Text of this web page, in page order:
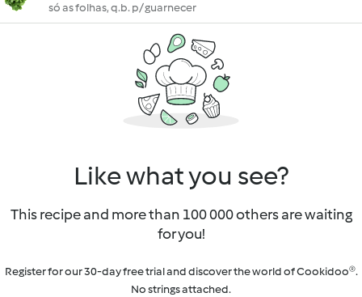
só as folhas, q.b. p/ guarnecer
Like what you see?
This recipe and more than 100 000 others are waiting
for you!
Register for our 30-day free trial and discover the world of Cookidoo®.
No strings attached.